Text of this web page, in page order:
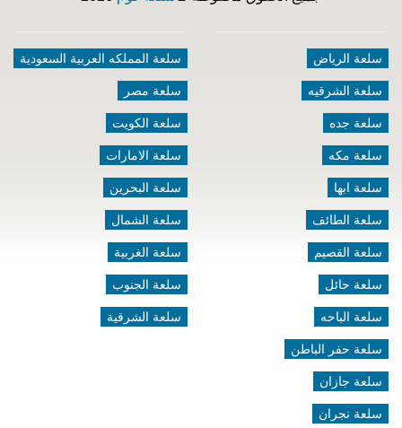
سلعة الرياض
سلعة الشرقيه
سلعة جده
سلعة مكه
سلعة ابها
سلعة الطائف
سلعة القصيم
سلعة حائل
سلعة الباحه
سلعة حفر الباطن
سلعة جازان
سلعة نجران
سلعة المملكه العربية السعودية
سلعة مصر
سلعة الكويت
سلعة الامارات
سلعة البحرين
سلعة الشمال
سلعة الغربية
سلعة الجنوب
سلعة الشرقية